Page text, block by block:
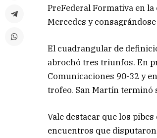
PreFederal Formativa en
Mercedes y
El cuadrangular de
abrochó tres triunfos. En
Comunicaciones 90-32 y
trofeo. San Martín terminó
Vale destacar que los
encuentros que